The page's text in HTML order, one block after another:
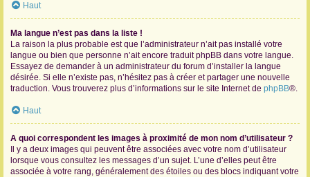
Haut
Ma langue n’est pas dans la liste !
La raison la plus probable est que l’administrateur n’ait pas installé votre
langue ou bien que personne n’ait encore traduit phpBB dans votre langue.
Essayez de demander à un administrateur du forum d’installer la langue
désirée. Si elle n’existe pas, n’hésitez pas à créer et partager une nouvelle
traduction. Vous trouverez plus d’informations sur le site Internet de phpBB®.
Haut
A quoi correspondent les images à proximité de mon nom d’utilisateur ?
Il y a deux images qui peuvent être associées avec votre nom d’utilisateur
lorsque vous consultez les messages d’un sujet. L’une d’elles peut être
associée à votre rang, généralement des étoiles ou des blocs indiquant votre